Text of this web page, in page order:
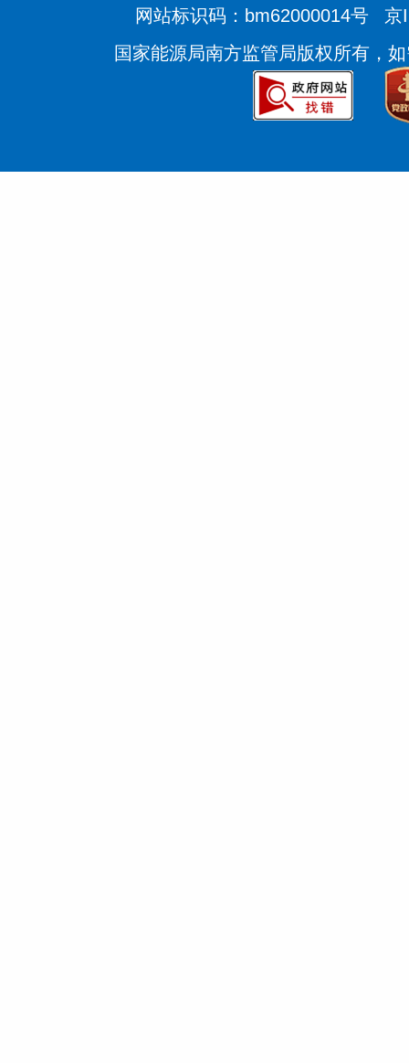
网站标识码：bm62000014号
京
国家能源局南方监管局版权所有，